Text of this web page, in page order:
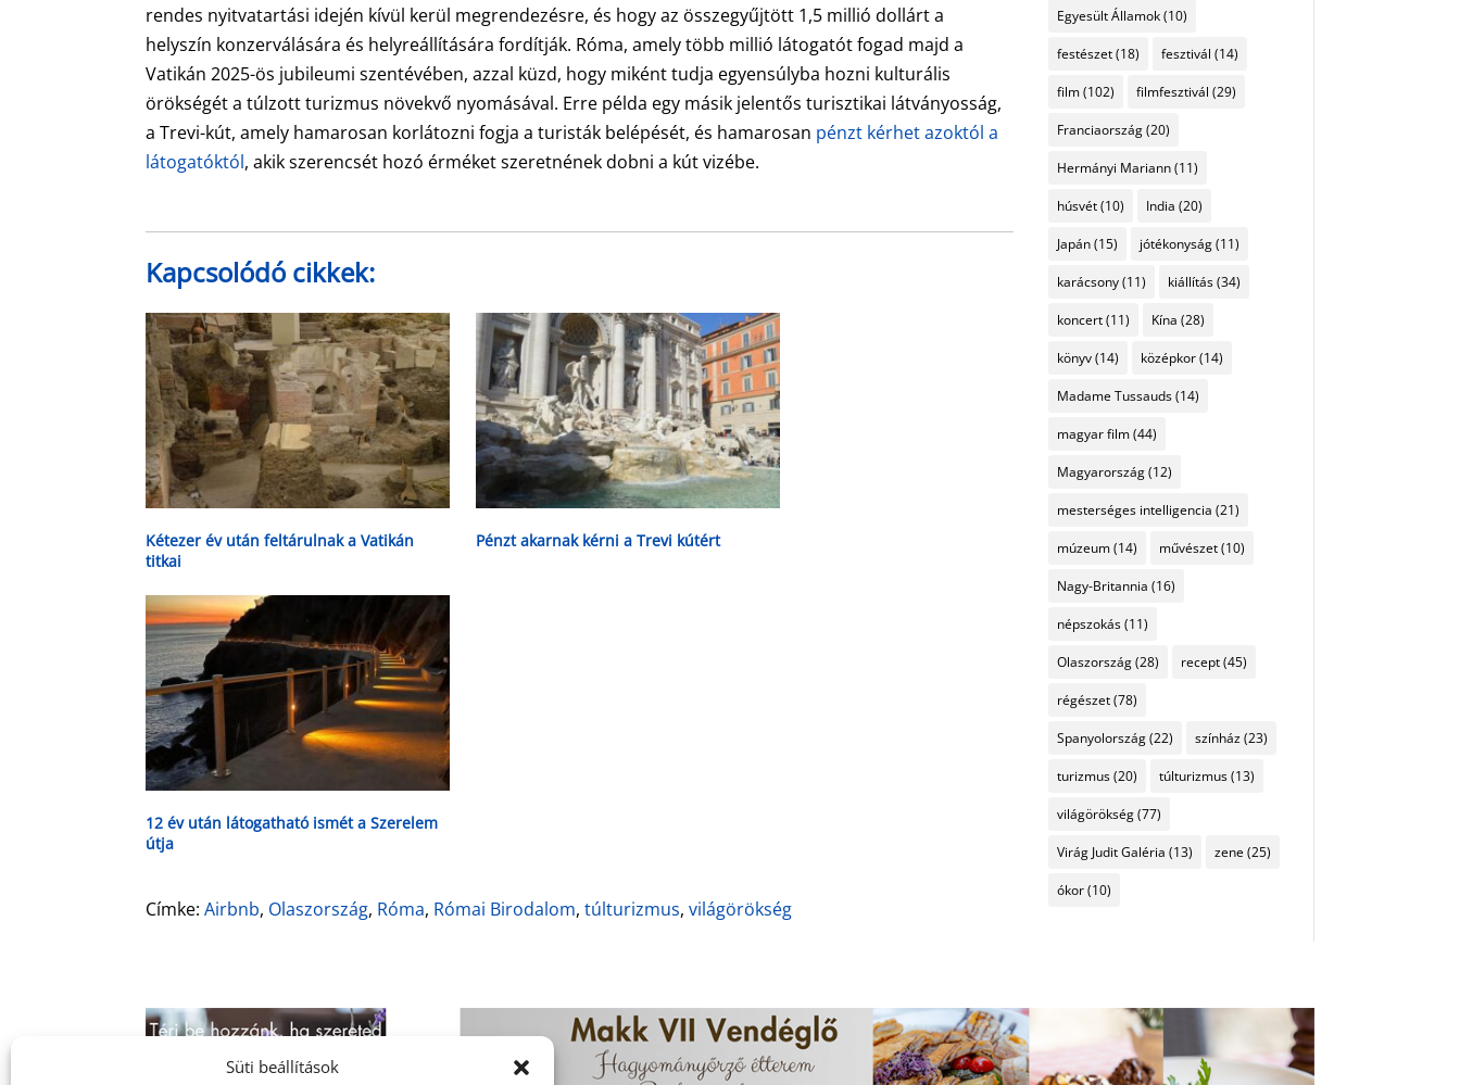
Süti beállítások
rendes nyitvatartási idején kívül kerül megrendezésre, és hogy az összegyűjtött 1,5 millió dollárt a
helyszín konzerválására és helyreállítására fordítják. Róma, amely több millió látogatót fogad majd a
Vatikán 2025-ös jubileumi szentévében, azzal küzd, hogy miként tudja egyensúlyba hozni kulturális
örökségét a túlzott turizmus növekvő nyomásával. Erre példa egy másik jelentős turisztikai látványosság,
a Trevi-kút, amely hamarosan korlátozni fogja a turisták belépését, és hamarosan pénzt kérhet azoktól a
látogatóktól, akik szerencsét hozó érméket szeretnének dobni a kút vizébe.
Kapcsolódó cikkek:
Kétezer év után feltárulnak a Vatikán
titkai
Pénzt akarnak kérni a Trevi kútért
12 év után látogatható ismét a Szerelem
útja
Címke:Airbnb, Olaszország, Róma, Római Birodalom,túlturizmus,világörökség
Egyesült Államok(10)
festészet(18) fesztivál (14)
film(102) filmfesztivál (29)
Franciaország(20)
Hermányi Mariann(11)
húsvét(10) India (20)
Japán(15) jótékonyság(11)
karácsony(11) kiállítás(34)
koncert(11) Kína (28)
könyv(14) középkor(14)
Madame Tussauds(14)
magyar film(44)
Magyarország(12)
mesterséges intelligencia (21)
múzeum(14) művészet(10)
Nagy-Britannia (16)
népszokás(11)
Olaszország(28) recept(45)
régészet(78)
Spanyolország(22) színház(23)
turizmus(20) túlturizmus(13)
világörökség(77)
Virág Judit Galéria (13) zene (25)
ókor(10)